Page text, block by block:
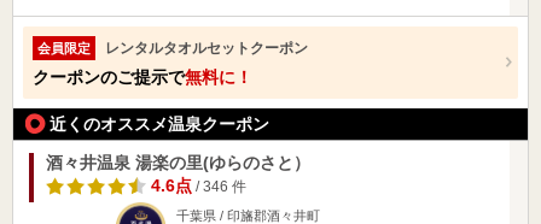
会員限定 レンタルタオルセットクーポン
クーポンのご提示で無料に！
近くのオススメ温泉クーポン
酒々井温泉 湯楽の里(ゆらのさと）
4.6点/ 346 件
千葉県 / 印旛郡酒々井町